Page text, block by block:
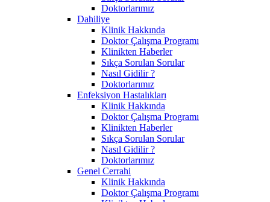
Doktorlarımız
Dahiliye
Klinik Hakkında
Doktor Çalışma Programı
Klinikten Haberler
Sıkça Sorulan Sorular
Nasıl Gidilir ?
Doktorlarımız
Enfeksiyon Hastalıkları
Klinik Hakkında
Doktor Çalışma Programı
Klinikten Haberler
Sıkça Sorulan Sorular
Nasıl Gidilir ?
Doktorlarımız
Genel Cerrahi
Klinik Hakkında
Doktor Çalışma Programı